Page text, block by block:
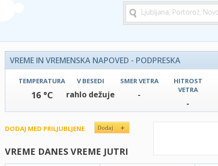
VREME IN VREMENSKA NAPOVED - PODPRESKA
TEMPERATURA
16 °C
V BESEDI
rahlo dežuje
SMER VETRA
-
HITROST
VETRA
-
DODAJ MED PRILJUBLJENE
VREME DANES VREME JUTRI